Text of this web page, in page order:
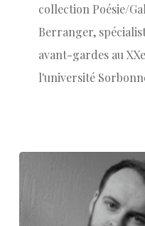
collection Poésie/
Berranger,
avant-gardes au
l'université